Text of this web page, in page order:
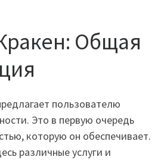
Общая
пользователю
Это в первую очередь
которую он обеспечивает.
различные услуги и